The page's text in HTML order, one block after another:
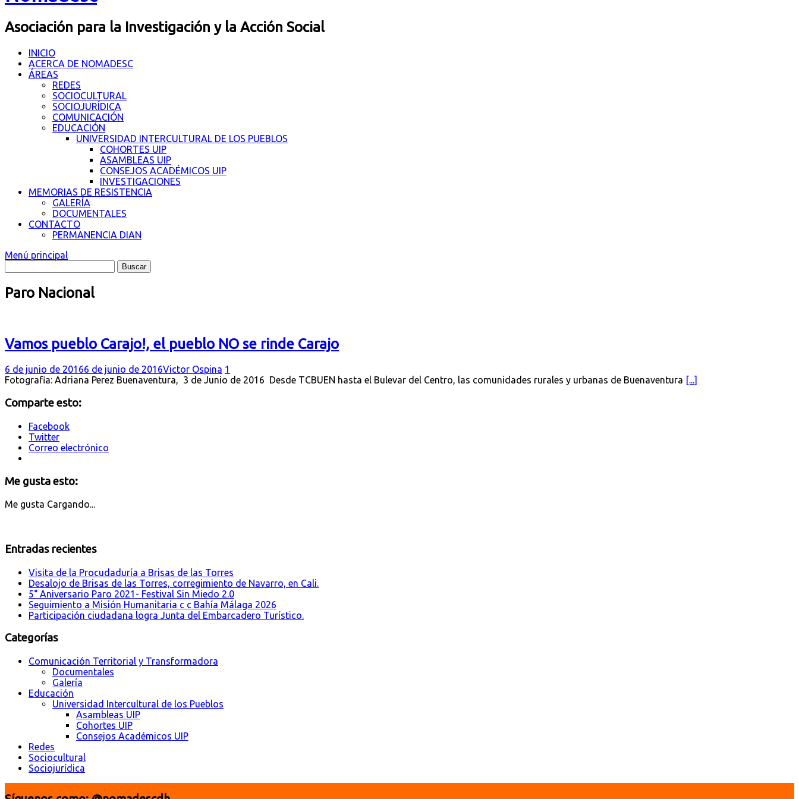
Asociación para la Investigación y la Acción Social
INICIO
ACERCA DE NOMADESC
ÁREAS
REDES
SOCIOCULTURAL
SOCIOJURÍDICA
COMUNICACIÓN
EDUCACIÓN
UNIVERSIDAD INTERCULTURAL DE LOS PUEBLOS
COHORTES UIP
ASAMBLEAS UIP
CONSEJOS ACADÉMICOS UIP
INVESTIGACIONES
MEMORIAS DE RESISTENCIA
GALERÍA
DOCUMENTALES
CONTACTO
PERMANENCIA DIAN
Menú principal
Paro Nacional
Vamos pueblo Carajo!, el pueblo NO se rinde Carajo
6 de junio de 20166 de junio de 2016Victor Ospina 1
Fotografia: Adriana Perez Buenaventura, 3 de Junio de 2016 Desde TCBUEN hasta el Bulevar del Centro, las comunidades rurales y urbanas de Buenaventura [...]
Comparte esto:
Facebook
Twitter
Correo electrónico
Me gusta esto:
Me gusta Cargando...
Entradas recientes
Visita de la Procudaduría a Brisas de las Torres
Desalojo de Brisas de las Torres, corregimiento de Navarro, en Cali.
5° Aniversario Paro 2021- Festival Sin Miedo 2.0
Seguimiento a Misión Humanitaria c c Bahía Málaga 2026
Participación ciudadana logra Junta del Embarcadero Turístico.
Categorías
Comunicación Territorial y Transformadora
Documentales
Galería
Educación
Universidad Intercultural de los Pueblos
Asambleas UIP
Cohortes UIP
Consejos Académicos UIP
Redes
Sociocultural
Sociojurídica